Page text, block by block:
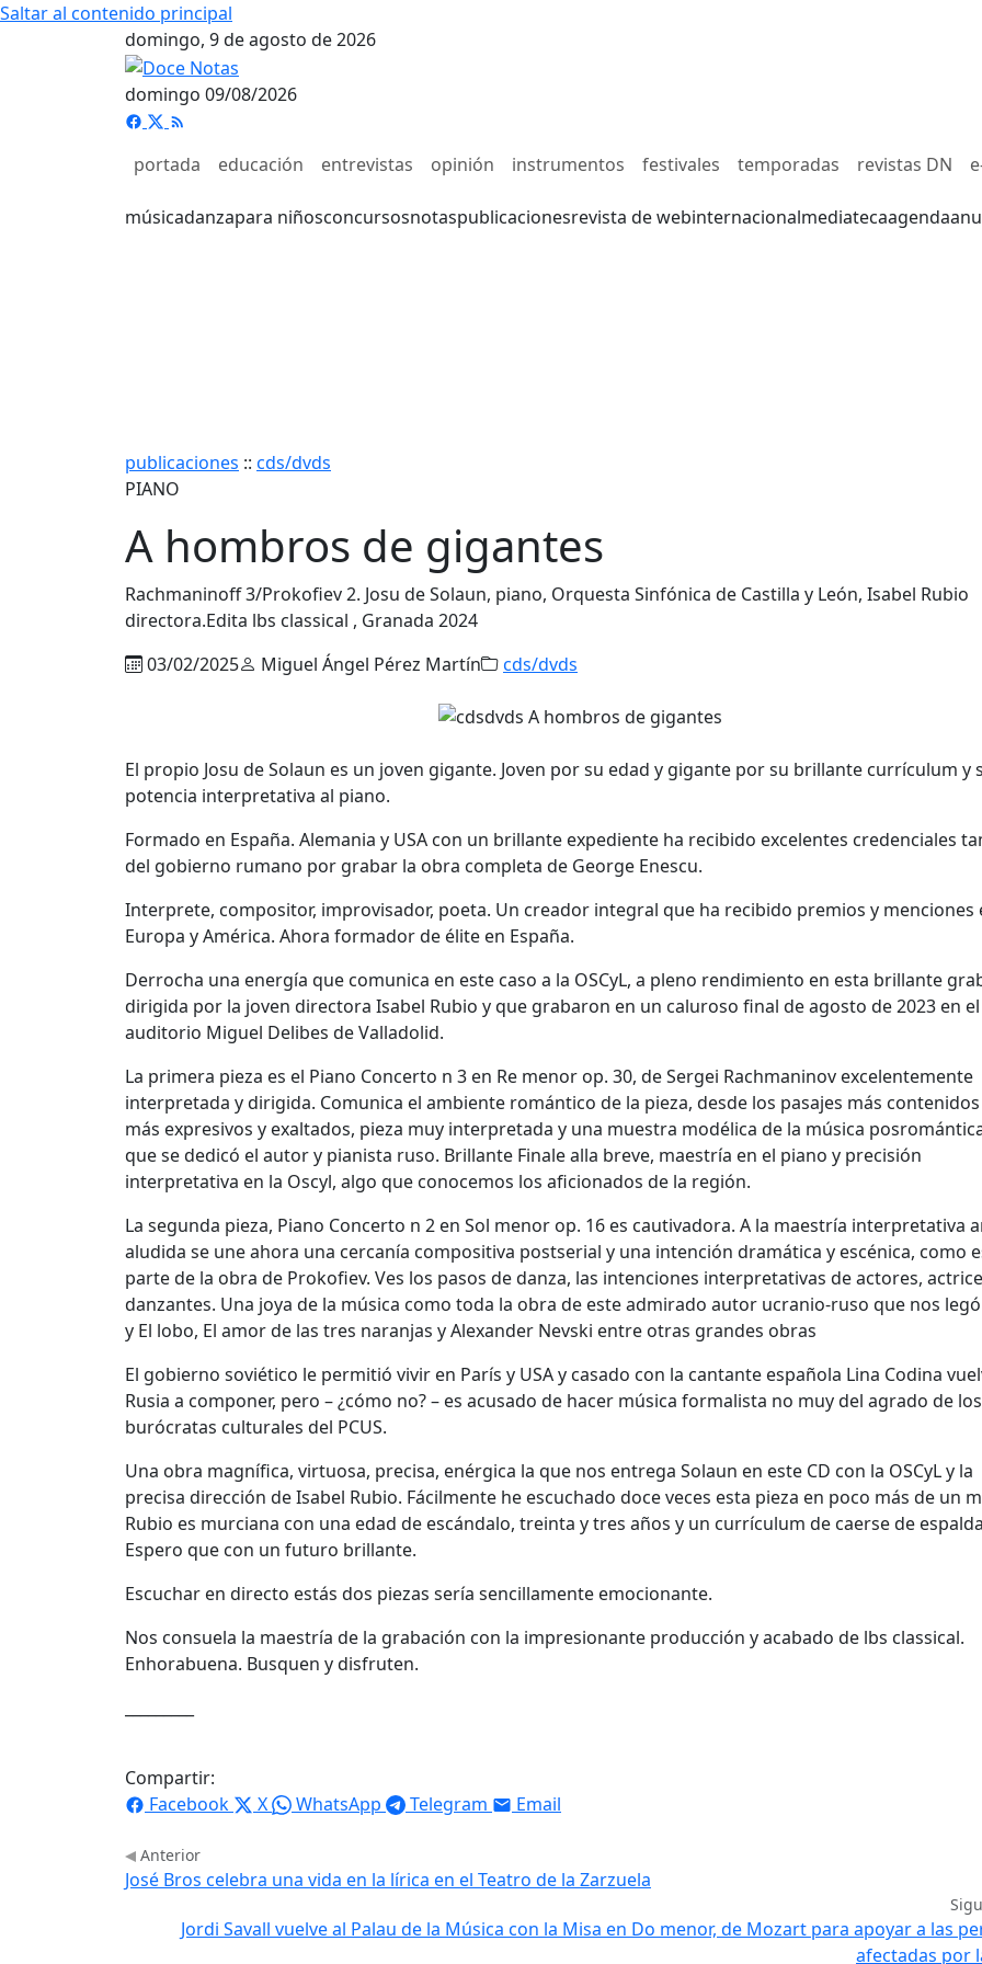
Saltar al contenido principal
domingo, 9 de agosto de 2026
domingo 09/08/2026
portada educación entrevistas opinión instrumentos festivales temporadas revistas DN
músicadanzapara niñosconcursosnotaspublicacionesrevista de webinternacionalmediatecaagenda
publicaciones :: cds/dvds
PIANO
A hombros de gigantes
Rachmaninoff 3/Prokofiev 2. Josu de Solaun, piano, Orquesta Sinfónica de Castilla y León, Isabel Rubio
directora.Edita lbs classical , Granada 2024
03/02/2025
Miguel Ángel Pérez Martín cds/dvds
El propio Josu de Solaun es un joven gigante. Joven por su edad y gigante por su brillante currículum y
potencia interpretativa al piano.
Formado en España. Alemania y USA con un brillante expediente ha recibido excelentes credenciales
del gobierno rumano por grabar la obra completa de George Enescu.
Interprete, compositor, improvisador, poeta. Un creador integral que ha recibido premios y menciones
Europa y América. Ahora formador de élite en España.
Derrocha una energía que comunica en este caso a la OSCyL, a pleno rendimiento en esta brillante
dirigida por la joven directora Isabel Rubio y que grabaron en un caluroso final de agosto de 2023 en el
auditorio Miguel Delibes de Valladolid.
La primera pieza es el Piano Concerto n 3 en Re menor op. 30, de Sergei Rachmaninov excelentemente
interpretada y dirigida. Comunica el ambiente romántico de la pieza, desde los pasajes más contenidos
más expresivos y exaltados, pieza muy interpretada y una muestra modélica de la música
que se dedicó el autor y pianista ruso. Brillante Finale alla breve, maestría en el piano y precisión
interpretativa en la Oscyl, algo que conocemos los aficionados de la región.
La segunda pieza, Piano Concerto n 2 en Sol menor op. 16 es cautivadora. A la maestría interpretativa
aludida se une ahora una cercanía compositiva postserial y una intención dramática y escénica, como
parte de la obra de Prokofiev. Ves los pasos de danza, las intenciones interpretativas de actores,
danzantes. Una joya de la música como toda la obra de este admirado autor ucranio-ruso que nos
y El lobo, El amor de las tres naranjas y Alexander Nevski entre otras grandes obras
El gobierno soviético le permitió vivir en París y USA y casado con la cantante española Lina Codina
Rusia a componer, pero – ¿cómo no? – es acusado de hacer música formalista no muy del agrado de los
burócratas culturales del PCUS.
Una obra magnífica, virtuosa, precisa, enérgica la que nos entrega Solaun en este CD con la OSCyL y la
precisa dirección de Isabel Rubio. Fácilmente he escuchado doce veces esta pieza en poco más de un
Rubio es murciana con una edad de escándalo, treinta y tres años y un currículum de caerse de
Espero que con un futuro brillante.
Escuchar en directo estás dos piezas sería sencillamente emocionante.
Nos consuela la maestría de la grabación con la impresionante producción y acabado de lbs classical.
Enhorabuena. Busquen y disfruten.
Compartir:
Facebook
X WhatsApp Telegram Email
Anterior
José Bros celebra una vida en la lírica en el Teatro de la Zarzuela
Jordi Savall vuelve al Palau de la Música con la Misa en Do menor, de Mozart para apoyar a las
afectadas por